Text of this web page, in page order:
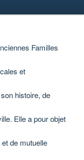
Familles
et
histoire, de
Elle a pour objet
de mutuelle